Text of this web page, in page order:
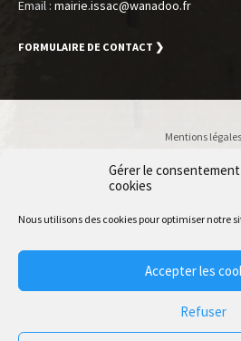
Gérer le
cookies
Nous utilisons des cookies pour optimiser notre
Accepter les
Refuser
Email : mairie.issac@wanadoo.fr
FORMULAIRE DE CONTACT ❯
Mentions légales